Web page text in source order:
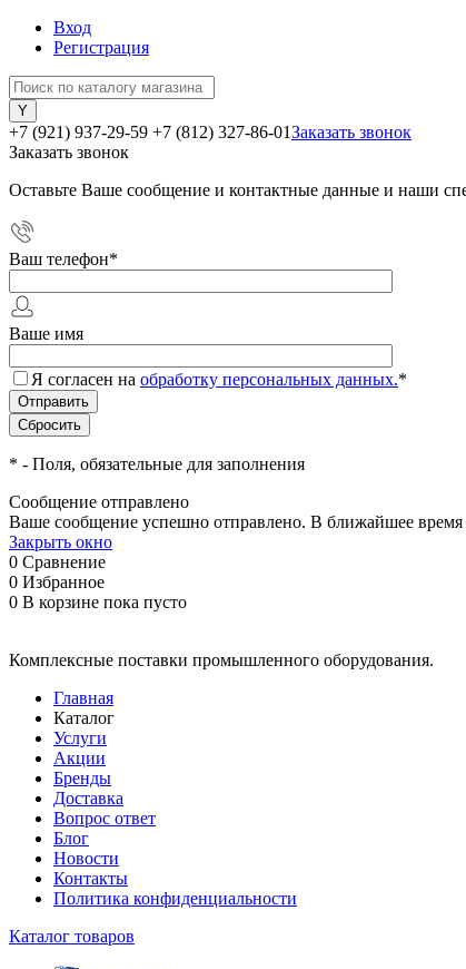
Вход
Регистрация
+7 (921) 937-29-59 +7 (812) 327-86-01Заказать звонок
Заказать звонок
Оставьте Ваше сообщение и контактные данные и наши
Ваш телефон*
Ваше имя
Я согласен на обработку персональных данных.*
* - Поля, обязательные для заполнения
Сообщение отправлено
Ваше сообщение успешно отправлено. В ближайшее
Закрыть окно
0 Сравнение
0 Избранное
0 В корзине пока пусто
Комплексные поставки промышленного оборудования.
Главная
Каталог
Услуги
Акции
Бренды
Доставка
Вопрос ответ
Блог
Новости
Контакты
Политика конфиденциальности
Каталог товаров